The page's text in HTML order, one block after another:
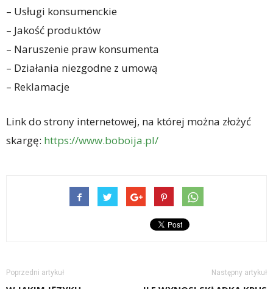
– Usługi konsumenckie
– Jakość produktów
– Naruszenie praw konsumenta
– Działania niezgodne z umową
– Reklamacje
Link do strony internetowej, na której można złożyć
skargę: https://www.boboija.pl/
Poprzedni artykuł Następny artykuł